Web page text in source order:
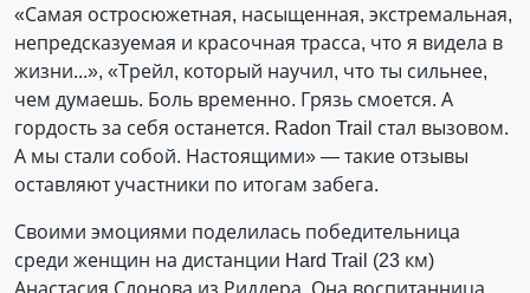
«Самая остросюжетная, насыщенная, экстремальная,
непредсказуемая и красочная трасса, что я видела в
жизни...», «Трейл, который научил, что ты сильнее,
чем думаешь. Боль временно. Грязь смоется. А
гордость за себя останется. Radon Trail стал вызовом.
А мы стали собой. Настоящими» — такие отзывы
оставляют участники по итогам забега.
Своими эмоциями поделилась победительница
среди женщин на дистанции Hard Trail (23 км)